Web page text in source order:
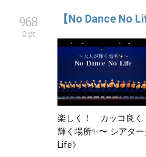
968
0 pt
【No Dance No
楽しく！ カッコ良く
輝く場所✨〜 シアタ
Life》